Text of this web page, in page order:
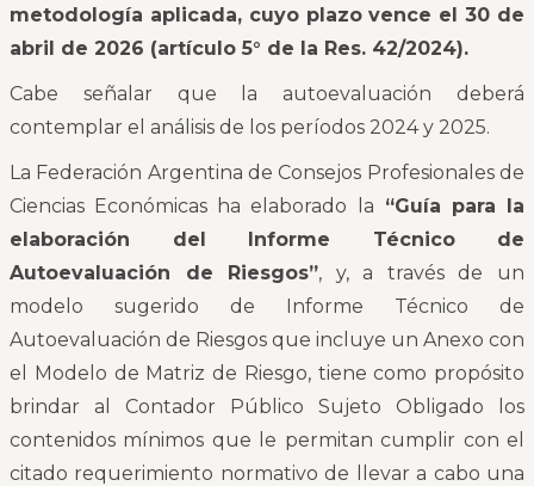
metodología aplicada, cuyo plazo vence el 30 de
abril de 2026 (artículo 5° de la Res. 42/2024).
Cabe señalar que la autoevaluación deberá
contemplar el análisis de los períodos 2024 y 2025.
La Federación Argentina de Consejos Profesionales de
Ciencias Económicas ha elaborado la “Guía para la
elaboración del Informe Técnico de
Autoevaluación de Riesgos”, y, a través de un
modelo sugerido de Informe Técnico de
Autoevaluación de Riesgos que incluye un Anexo con
el Modelo de Matriz de Riesgo, tiene como propósito
brindar al Contador Público Sujeto Obligado los
contenidos mínimos que le permitan cumplir con el
citado requerimiento normativo de llevar a cabo una